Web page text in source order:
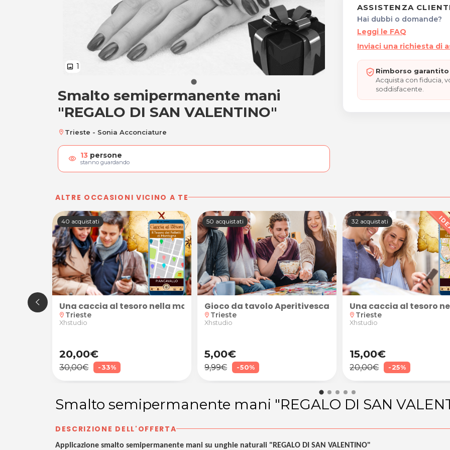
image 1
Smalto semipermanente mani "REGALO DI
Smalto semipermanente mani
"REGALO DI SAN VALENTINO"
location_on Trieste - Sonia Acconciature
visibility 13 persone
stanno guardando
ASSISTENZA
Hai dubbi o domande?
Leggi le FAQ
Inviaci una richiesta di
Rimborso
Acquista con fiducia,
soddisfacente.
ALTRE OCCASIONI VICINO A TE
pedicure correttiva da Fashion Beauty a Trieste
a domicilio
40 acquistati
Una caccia al tesoro nella magica atmosfera di Piancavallo! Caccia al Tesoro "Il Tesoro
location_on Trieste
Xhstudio
20,00€
30,00€ -33%
50 acquistati
Gioco da tavolo Aperitivescape (print & play + 60 min.
location_on Trieste
Xhstudio
5,00€
9,99€ -50%
32 acquistati
Una caccia al tesoro
location_on Trieste
Xhstudio
15,00€
20,00€ -25%
Smalto semipermanente mani "REGALO DI SAN
DESCRIZIONE DELL'OFFERTA
Applicazione smalto semipermanente mani su unghie naturali "REGALO DI SAN VALENTINO"